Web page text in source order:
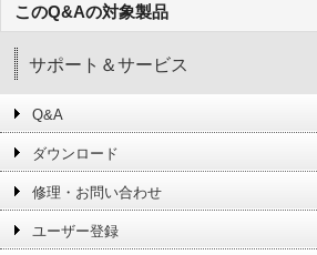
このQ&Aの対象製品
サポート＆サービス
Q&A
ダウンロード
修理・お問い合わせ
ユーザー登録